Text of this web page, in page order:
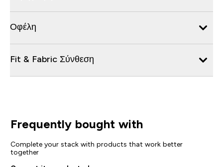
Οφέλη
Fit & Fabric Σύνθεση
Frequently bought with
Complete your stack with products that work better
together